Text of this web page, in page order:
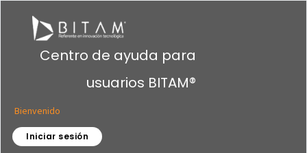
Centro de ayuda para
usuarios BITAM®
Bienvenido
Iniciar sesión